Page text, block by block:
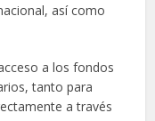
así como
a los fondos
tanto para
a través